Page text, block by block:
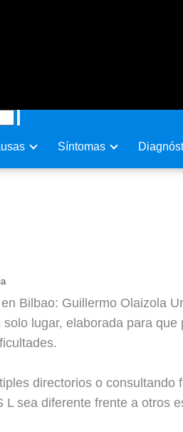
Sí­ntomas
Bilbao: Guillermo Olaizola
lugar, elaborada para
directorios o
sea diferente frente a otros